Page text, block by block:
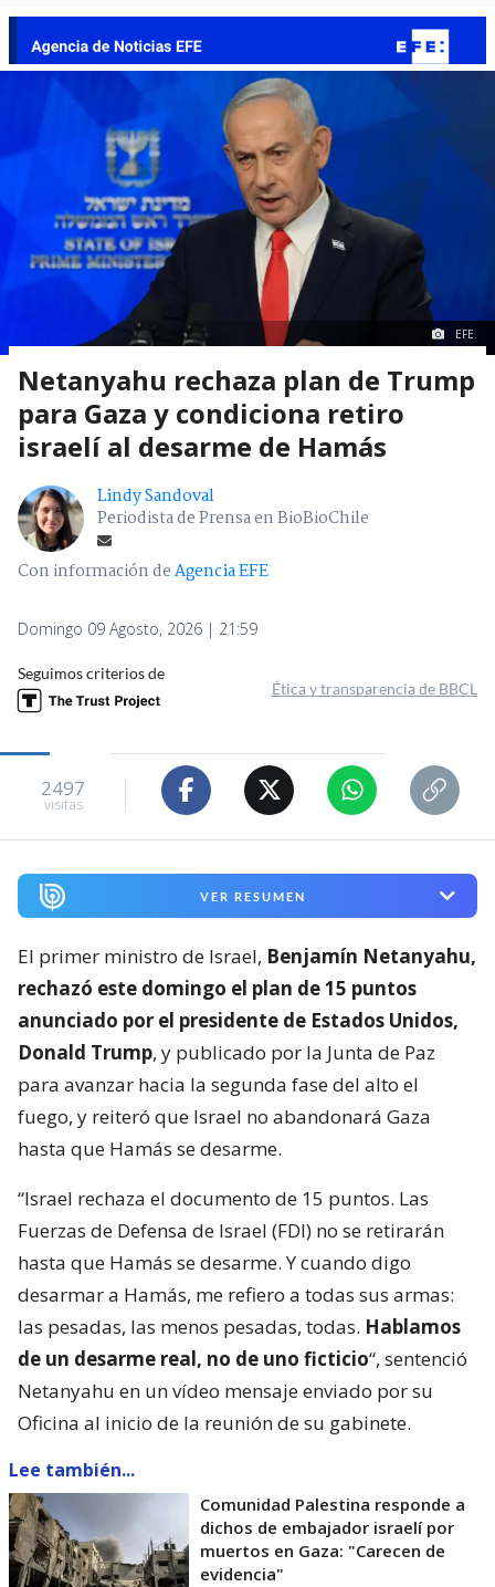
EFE.
Netanyahu rechaza plan de Trump
para Gaza y condiciona retiro
israelí al desarme de Hamás
Lindy Sandoval
Periodista de Prensa en BioBioChile
Con información deAgencia EFE
Domingo 09 Agosto, 2026 | 21:59
Seguimos criterios de
Ética y transparencia de BBCL
2497
visitas
VER RESUMEN
El primer ministro de Israel, Benjamín Netanyahu,
rechazó este domingo el plan de 15 puntos
anunciado por el presidente de Estados Unidos,
Donald Trump, y publicado por la Junta de Paz
para avanzar hacia la segunda fase del alto el
fuego, y reiteró que Israel no abandonará Gaza
hasta que Hamás se desarme.
“Israel rechaza el documento de 15 puntos. Las
Fuerzas de Defensa de Israel (FDI) no se retirarán
hasta que Hamás se desarme. Y cuando digo
desarmar a Hamás, me refiero a todas sus armas:
las pesadas, las menos pesadas, todas. Hablamos
de un desarme real, no de uno ficticio“, sentenció
Netanyahu en un vídeo mensaje enviado por su
Oficina al inicio de la reunión de su gabinete.
Lee también...
Comunidad Palestina responde a
dichos de embajador israelí por
muertos en Gaza: "Carecen de
evidencia"